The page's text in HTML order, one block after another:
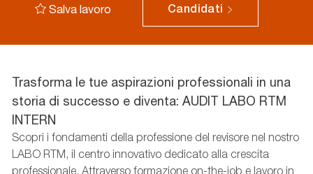
Salva lavoro Candidati
Trasforma le tue aspirazioni professionali in una
storia di successo e diventa: AUDIT LABO RTM
INTERN
Scopri i fondamenti della professione del revisore nel nostro
LABO RTM, il centro innovativo dedicato alla crescita
professionale. Attraverso formazione on-the-job e lavoro in